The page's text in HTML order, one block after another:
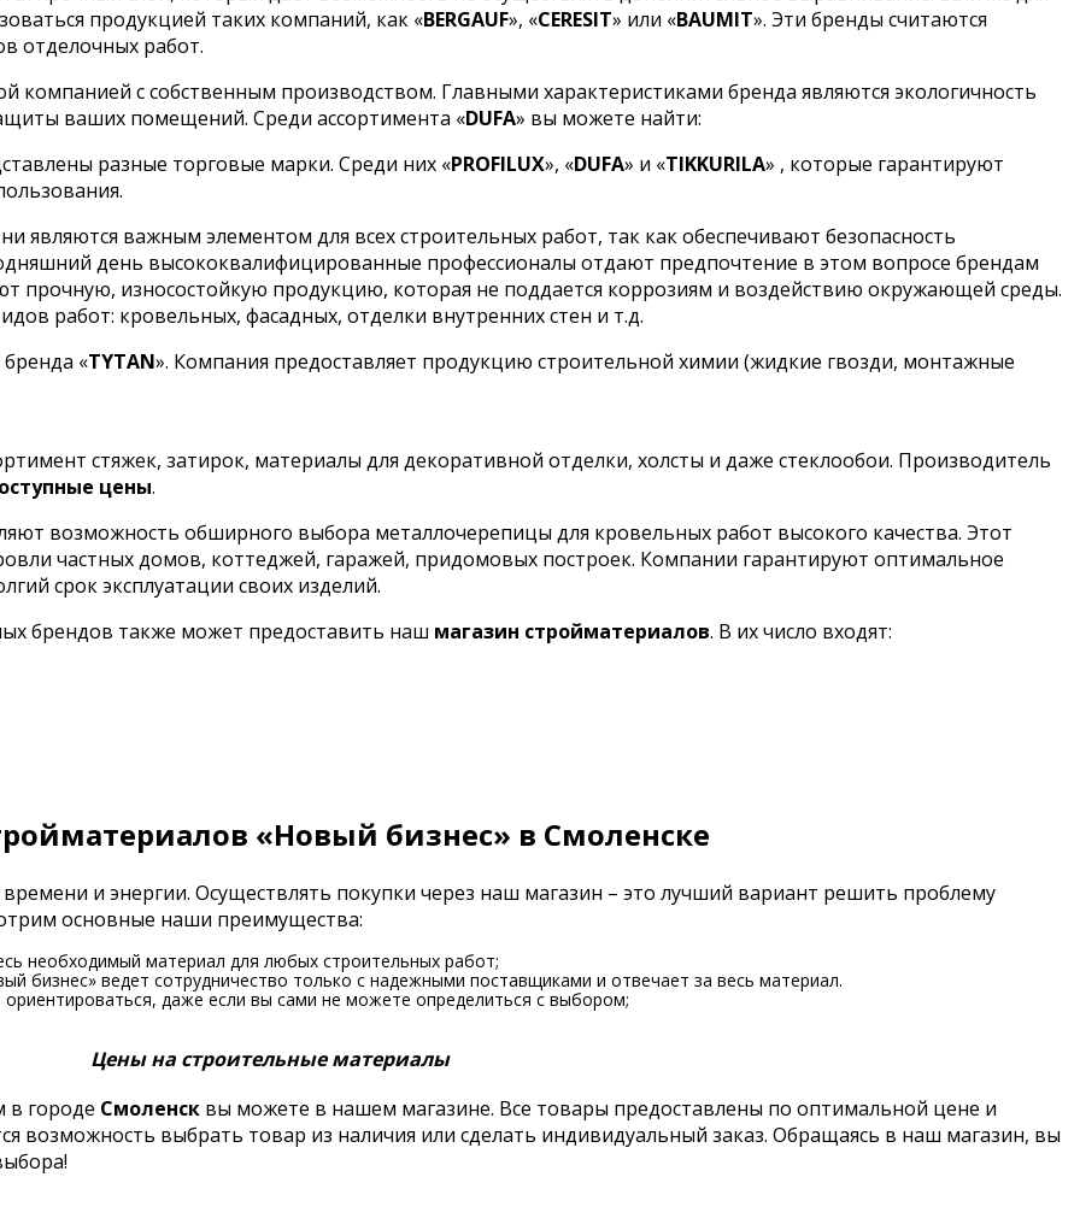
продукцией таких компаний, как «BERGAUF», «CERESIT» или «BAUMIT». Эти бренды считаются
отделочных работ.
компанией с собственным производством. Главными характеристиками бренда являются экологичность
ваших помещений. Среди ассортимента «DUFA» вы можете найти:
разные торговые марки. Среди них «PROFILUX», «DUFA» и «TIKKURILA» , которые гарантируют
являются важным элементом для всех строительных работ, так как обеспечивают безопасность
день высококвалифицированные профессионалы отдают предпочтение в этом вопросе брендам
прочную, износостойкую продукцию, которая не поддается коррозиям и воздействию окружающей среды.
работ: кровельных, фасадных, отделки внутренних стен и т.д.
«TYTAN». Компания предоставляет продукцию строительной химии (жидкие гвозди, монтажные
стяжек, затирок, материалы для декоративной отделки, холсты и даже стеклообои. Производитель
цены.
возможность обширного выбора металлочерепицы для кровельных работ высокого качества. Этот
частных домов, коттеджей, гаражей, придомовых построек. Компании гарантируют оптимальное
срок эксплуатации своих изделий.
брендов также может предоставить наш магазин стройматериалов. В их число входят:
«Новый бизнес» в Смоленске
и энергии. Осуществлять покупки через наш магазин – это лучший вариант решить проблему
основные наши преимущества:
необходимый материал для любых строительных работ;
бизнес» ведет сотрудничество только с надежными поставщиками и отвечает за весь материал.
даже если вы сами не можете определиться с выбором;
Цены на строительные материалы
городе Смоленск вы можете в нашем магазине. Все товары предоставлены по оптимальной цене и
возможность выбрать товар из наличия или сделать индивидуальный заказ. Обращаясь в наш магазин, вы